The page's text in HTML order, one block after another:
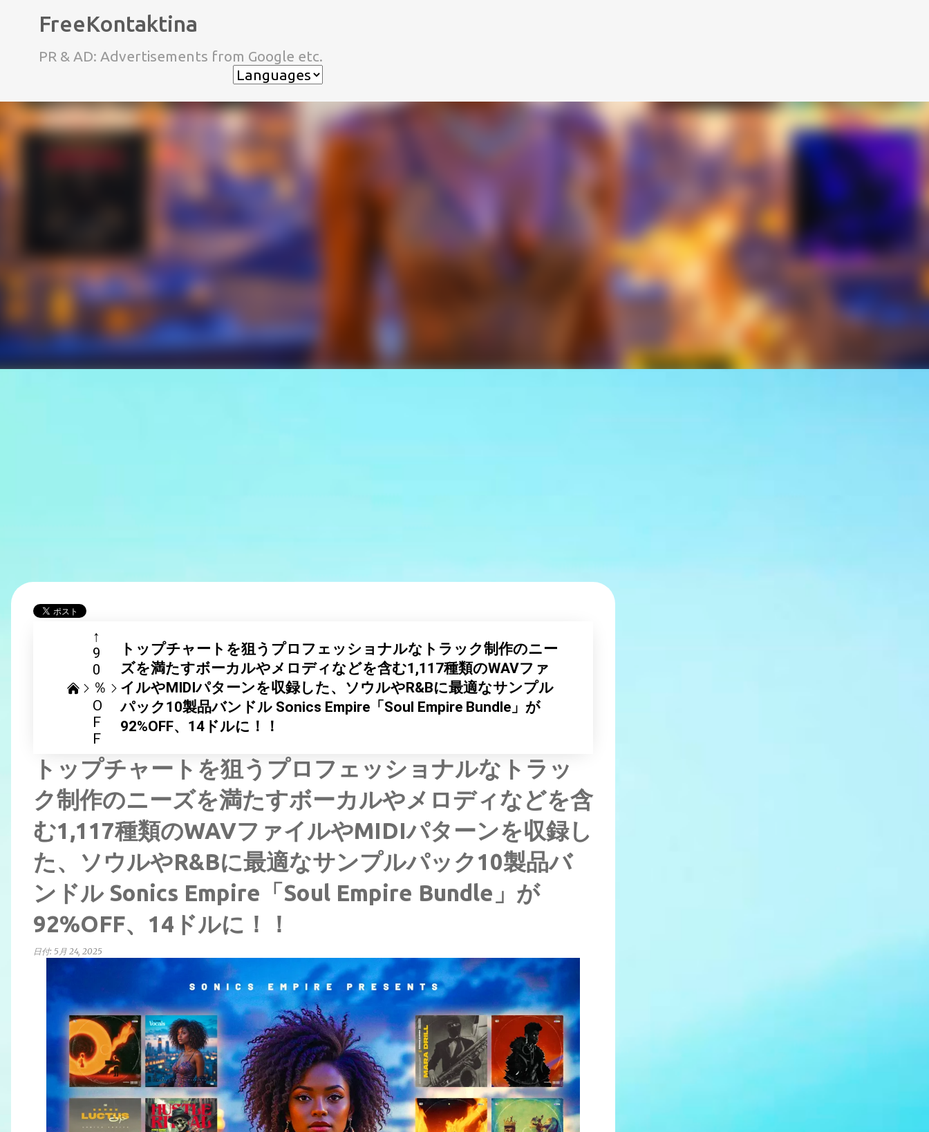
FreeKontaktina
PR & AD: Advertisements from Google etc.
↑
9
0
％
O
F
F
トップチャートを狙うプロフェッショナルなトラック制作のニー
ズを満たすボーカルやメロディなどを含む1,117種類のWAVファ
イルやMIDIパターンを収録した、ソウルやR&Bに最適なサンプル
パック10製品バンドル Sonics Empire「Soul Empire Bundle」が
92%OFF、14ドルに！！
トップチャートを狙うプロフェッショナルなトラッ
ク制作のニーズを満たすボーカルやメロディなどを含
む1,117種類のWAVファイルやMIDIパターンを収録し
た、ソウルやR&Bに最適なサンプルパック10製品バ
ンドル Sonics Empire「Soul Empire Bundle」が
92%OFF、14ドルに！！
日付: 5月 24, 2025